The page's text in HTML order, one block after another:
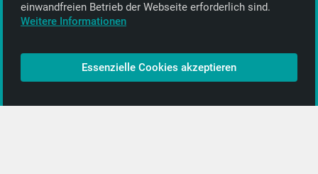
Kontakt
CD-Anbieter werden
CD-Anbieter-Login
einwand­freien Betrieb der Webseite erforderlich sind.
Weitere Informationen
Essenzielle Cookies akzeptieren